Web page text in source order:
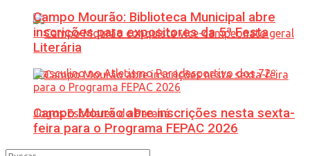
Campo Mourão: Biblioteca Municipal abre
inscrições para expositores da 5ª Festa
Literária
Campo Mourão abre inscrições nesta sexta-
feira para o Programa FEPAC 2026